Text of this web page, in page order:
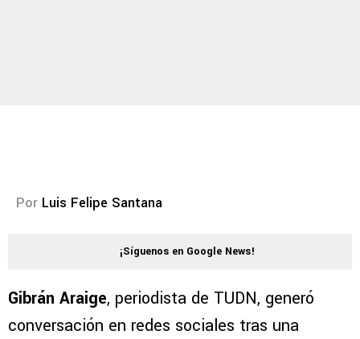
Por Luis Felipe Santana
¡Síguenos en Google News!
Gibrán Araige, periodista de TUDN, generó
conversación en redes sociales tras una